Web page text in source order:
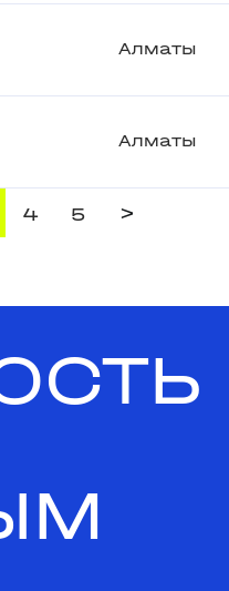
Алматы
Алматы
4 5 >